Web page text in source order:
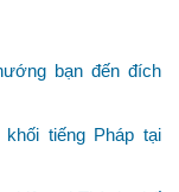
bạn đến đích
tiếng Pháp tại